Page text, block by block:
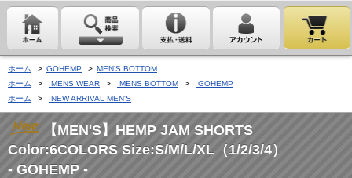
ホーム > GOHEMP > MEN'S BOTTOM
ホーム
> MENS WEAR > MENS BOTTOM >
GOHEMP
ホーム
> NEW ARRIVAL MEN'S
【MEN'S】HEMP JAM SHORTS
Color:6COLORS Size:S/M/L/XL（1/2/3/4）
- GOHEMP -